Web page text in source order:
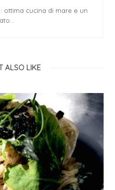
ottima cucina di mare e un
ALSO LIKE